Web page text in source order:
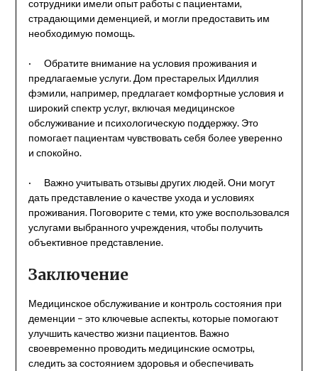
сотрудники имели опыт работы с пациентами,
страдающими деменцией, и могли предоставить им
необходимую помощь.
· Обратите внимание на условия проживания и
предлагаемые услуги. Дом престарелых Идиллия
фэмили, например, предлагает комфортные условия и
широкий спектр услуг, включая медицинское
обслуживание и психологическую поддержку. Это
помогает пациентам чувствовать себя более уверенно
и спокойно.
· Важно учитывать отзывы других людей. Они могут
дать представление о качестве ухода и условиях
проживания. Поговорите с теми, кто уже воспользовался
услугами выбранного учреждения, чтобы получить
объективное представление.
Заключение
Медицинское обслуживание и контроль состояния при
деменции – это ключевые аспекты, которые помогают
улучшить качество жизни пациентов. Важно
своевременно проводить медицинские осмотры,
следить за состоянием здоровья и обеспечивать